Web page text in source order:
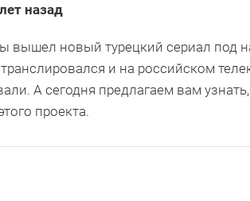
назад
вышел новый турецкий сериал под
и на российском
А сегодня предлагаем вам
проекта.